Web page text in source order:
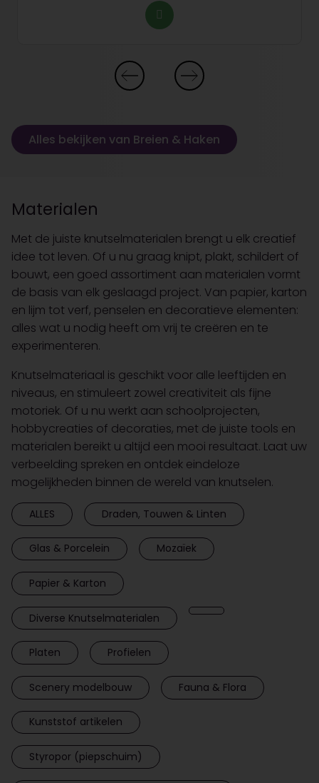
Alles bekijken van Breien & Haken
Materialen
Met de juiste knutselmaterialen brengt u elk creatief
idee tot leven. Of u nu graag knipt, plakt, schildert of
bouwt, een goed assortiment aan materialen vormt
de basis van elk geslaagd project. Van papier, karton
en lijm tot verf, penselen en decoratieve elementen:
alles wat u nodig heeft om vrij te creëren en te
experimenteren.
Knutselmateriaal is geschikt voor alle leeftijden en
niveaus, en stimuleert zowel creativiteit als fijne
motoriek. Of u nu werkt aan schoolprojecten,
hobbycreaties of decoraties, met de juiste tools en
materialen bereikt u altijd een mooi resultaat. Laat uw
verbeelding spreken en ontdek eindeloze
mogelijkheden binnen de wereld van knutselen.
ALLES Draden, Touwen & Linten
Glas & Porcelein Mozaïek
Papier & Karton
Diverse Knutselmaterialen
Platen Profielen
Scenery modelbouw Fauna & Flora
Kunststof artikelen
Styropor (piepschuim)